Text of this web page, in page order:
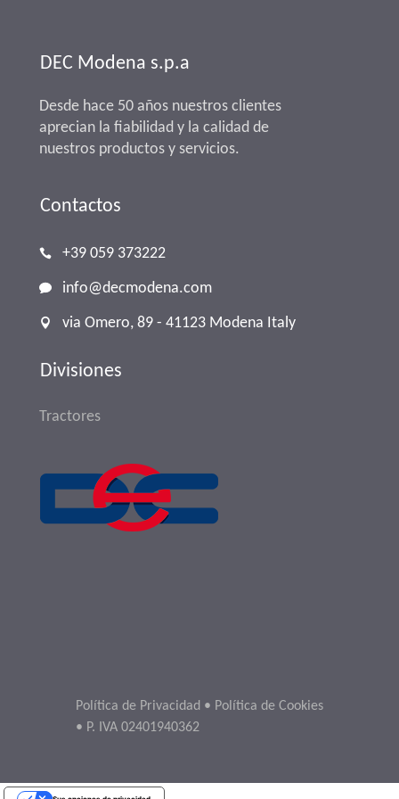
DEC Modena s.p.a
Desde hace 50 años nuestros clientes
aprecian la fiabilidad y la calidad de
nuestros productos y servicios.
Contactos
+39 059 373222
info@decmodena.com
via Omero, 89 - 41123 Modena Italy
Divisiones
Tractores
Política de Privacidad • Política de Cookies
• P. IVA 02401940362